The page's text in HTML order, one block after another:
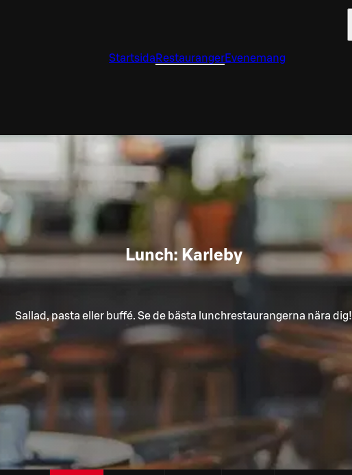
Startsida RestaurangerEvenemang
Lunch: Karleby
Sallad, pasta eller buffé. Se de bästa lunchrestaurangerna nära dig!